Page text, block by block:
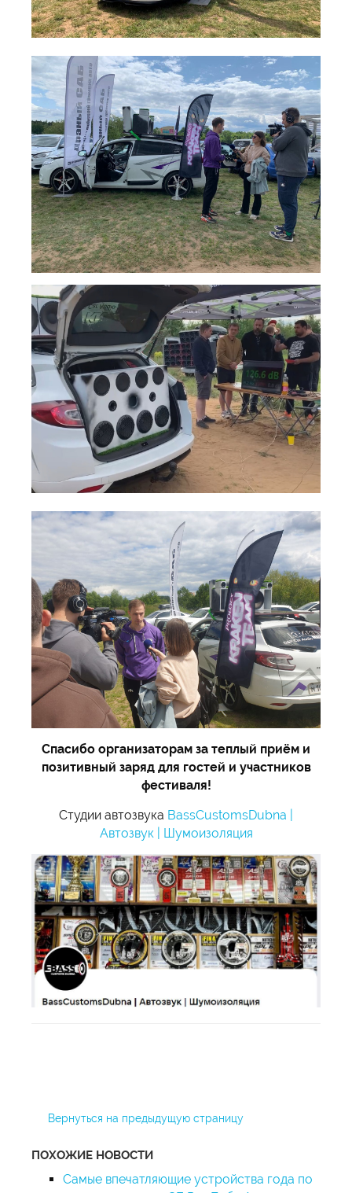
Спасибо организаторам за теплый приём и
позитивный заряд для гостей и участников
фестиваля!
Студии автозвука BassCustomsDubna |
Автозвук | Шумоизоляция
Вернуться на предыдущую страницу
ПОХОЖИЕ НОВОСТИ
Самые впечатляющие устройства года по